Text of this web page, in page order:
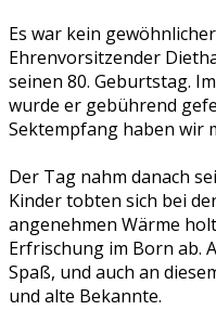
Es war kein
Ehrenvorsitzender
seinen 80. Geburtstag.
wurde er gebührend
Sektempfang haben wir
Der Tag nahm danach
Kinder tobten sich bei
angenehmen Wärme
Erfrischung im Born ab.
Spaß, und auch an
und alte Bekannte.